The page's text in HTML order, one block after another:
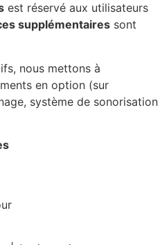
est réservé aux utilisateurs
supplémentaires sont
nous mettons à
en option (sur
système de sonorisation